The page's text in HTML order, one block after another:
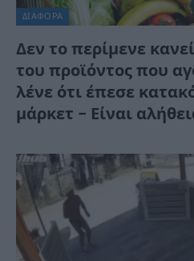
ΔΙΆΦΟΡΑ
Δεν το περίμενε
του προϊόντος που
λένε ότι έπεσε
μάρκετ – Είναι